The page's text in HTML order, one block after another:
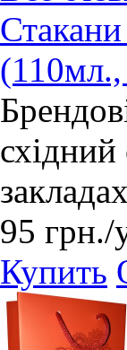
східний
95 грн./
Купить